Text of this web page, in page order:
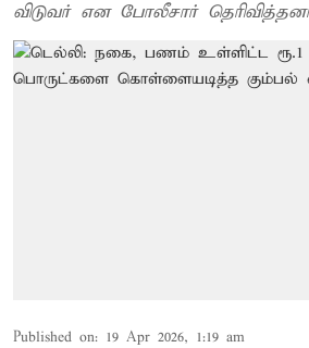
விடுவர் என போலீசார்
Published on: 19 Apr 2026, 1:19 am